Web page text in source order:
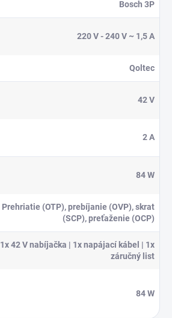
Bosch 3P
220 V - 240 V ~ 1,5 A
Qoltec
42 V
2 A
84 W
Prehriatie (OTP), prebíjanie (OVP), skrat
(SCP), preťaženie (OCP)
1x 42 V nabíjačka | 1x napájací kábel | 1x
záručný list
84 W